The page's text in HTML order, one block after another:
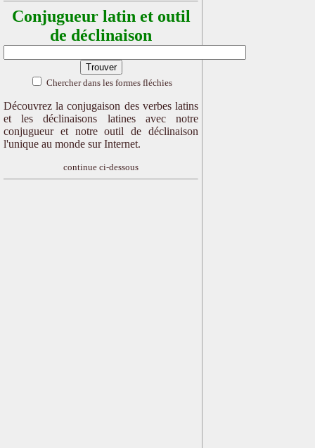
Conjugueur latin et outil
de déclinaison
Chercher dans les formes fléchies
Découvrez la conjugaison des verbes latins
et les déclinaisons latines avec notre
conjugueur et notre outil de déclinaison
l'unique au monde sur Internet.
continue ci-dessous